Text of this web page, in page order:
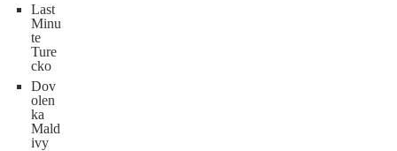
Last
Minu
te
Ture
cko
Dov
olen
ka
Mald
ivy